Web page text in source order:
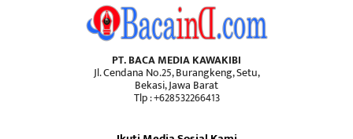
PT. BACA MEDIA KAWAKIBI
Jl. Cendana No.25, Burangkeng, Setu,
Bekasi, Jawa Barat
Tlp : +628532266413